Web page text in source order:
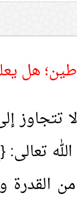
هل
تتجاوز
الله